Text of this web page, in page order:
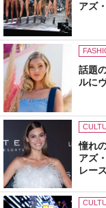
アズ
話題
ルに
憧れ
アズ
レー